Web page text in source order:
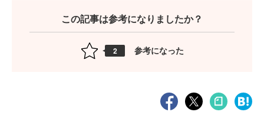
この記事は参考になりましたか？
2 参考になった